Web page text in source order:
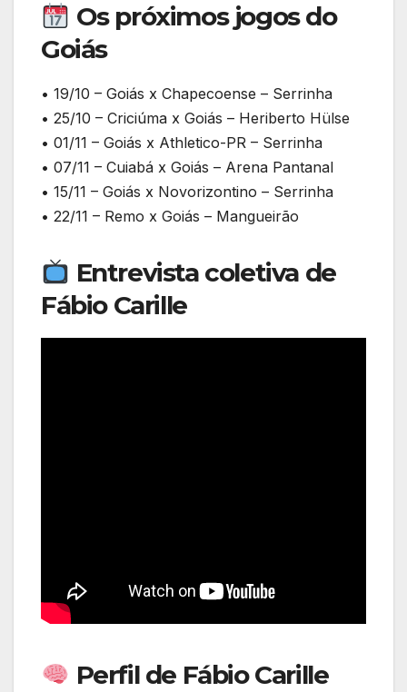
Os próximos jogos do
Goiás
• 19/10 – Goiás x Chapecoense – Serrinha
• 25/10 – Criciúma x Goiás – Heriberto Hülse
• 01/11 – Goiás x Athletico-PR – Serrinha
• 07/11 – Cuiabá x Goiás – Arena Pantanal
• 15/11 – Goiás x Novorizontino – Serrinha
• 22/11 – Remo x Goiás – Mangueirão
Entrevista coletiva de
Fábio Carille
Perfil de Fábio Carille